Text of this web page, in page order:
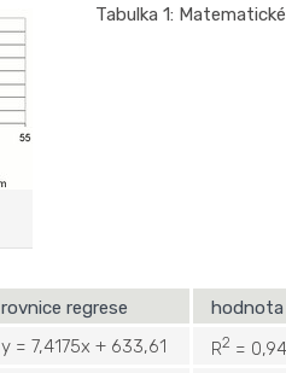
Tabulka 1:
rovnice regrese
y = 7,4175x + 633,61 R2 =